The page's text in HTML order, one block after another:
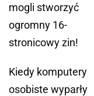
mogli stworzyć
ogromny 16-
stronicowy zin!
Kiedy komputery
osobiste wyparły